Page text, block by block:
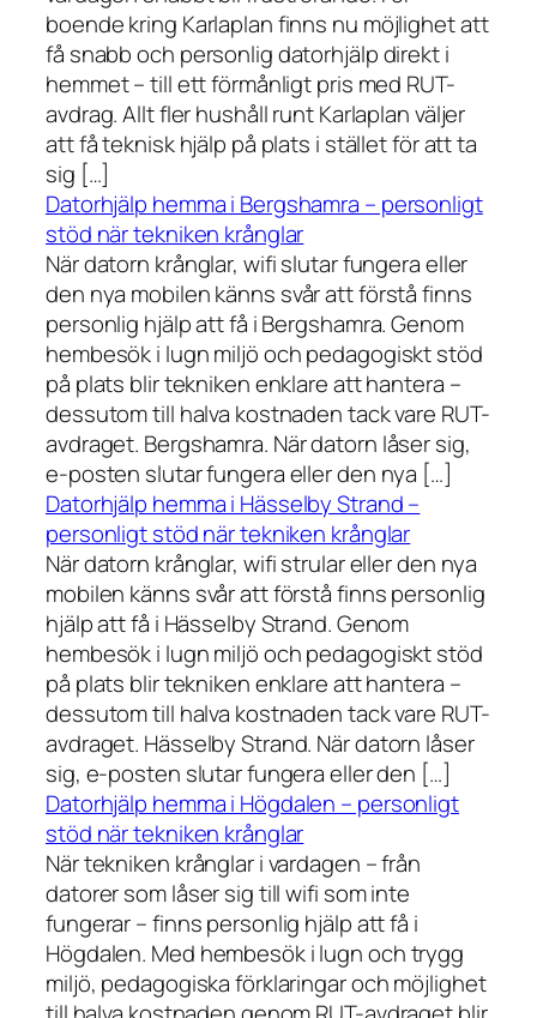
boende kring Karlaplan finns nu möjlighet att
få snabb och personlig datorhjälp direkt i
hemmet – till ett förmånligt pris med RUT-
avdrag. Allt fler hushåll runt Karlaplan väljer
att få teknisk hjälp på plats i stället för att ta
sig […]
Datorhjälp hemma i Bergshamra – personligt
stöd när tekniken krånglar
När datorn krånglar, wifi slutar fungera eller
den nya mobilen känns svår att förstå finns
personlig hjälp att få i Bergshamra. Genom
hembesök i lugn miljö och pedagogiskt stöd
på plats blir tekniken enklare att hantera –
dessutom till halva kostnaden tack vare RUT-
avdraget. Bergshamra. När datorn låser sig,
e-posten slutar fungera eller den nya […]
Datorhjälp hemma i Hässelby Strand –
personligt stöd när tekniken krånglar
När datorn krånglar, wifi strular eller den nya
mobilen känns svår att förstå finns personlig
hjälp att få i Hässelby Strand. Genom
hembesök i lugn miljö och pedagogiskt stöd
på plats blir tekniken enklare att hantera –
dessutom till halva kostnaden tack vare RUT-
avdraget. Hässelby Strand. När datorn låser
sig, e-posten slutar fungera eller den […]
Datorhjälp hemma i Högdalen – personligt
stöd när tekniken krånglar
När tekniken krånglar i vardagen – från
datorer som låser sig till wifi som inte
fungerar – finns personlig hjälp att få i
Högdalen. Med hembesök i lugn och trygg
miljö, pedagogiska förklaringar och möjlighet